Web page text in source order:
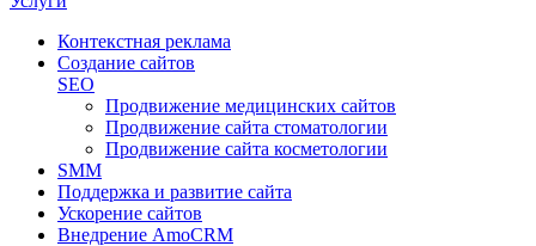
Контекстная реклама
Создание сайтов
SEO
Продвижение медицинских сайтов
Продвижение сайта стоматологии
Продвижение сайта косметологии
SMM
Поддержка и развитие сайта
Ускорение сайтов
Внедрение AmoCRM